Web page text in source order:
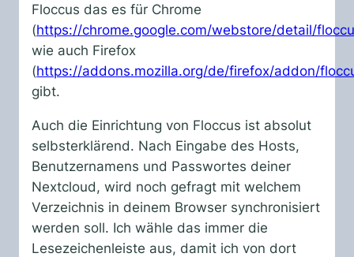
Floccus das es für Chrome
(https://chrome.google.com/webstore/detail/
wie auch Firefox
(https://addons.mozilla.org/de/firefox/addon/
gibt.
Auch die Einrichtung von Floccus ist absolut
selbsterklärend. Nach Eingabe des Hosts,
Benutzernamens und Passwortes deiner
Nextcloud, wird noch gefragt mit welchem
Verzeichnis in deinem Browser synchronisiert
werden soll. Ich wähle das immer die
Lesezeichenleiste aus, damit ich von dort